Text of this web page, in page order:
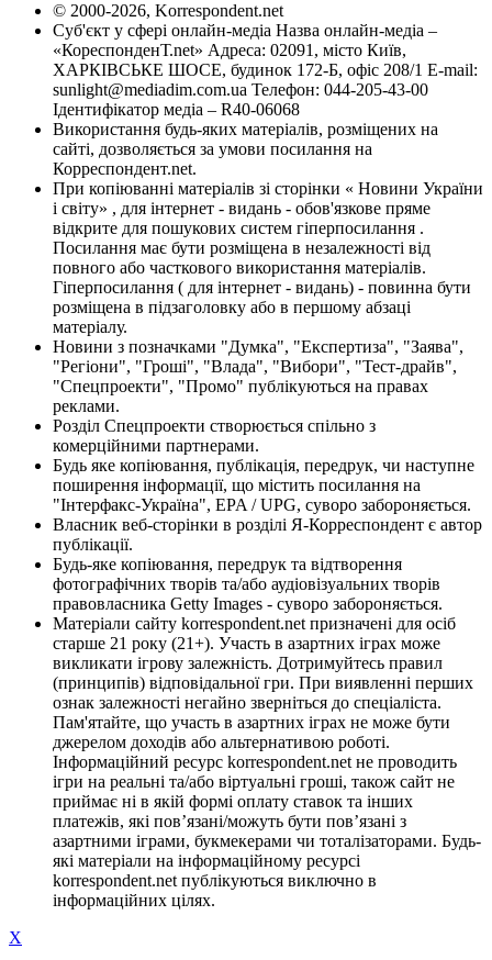
© 2000-2026, Korrespondent.net
Суб'єкт у сфері онлайн-медіа Назва онлайн-медіа –
«КореспонденТ.net» Адреса: 02091, місто Київ,
ХАРКІВСЬКЕ ШОСЕ, будинок 172-Б, офіс 208/1 E-mail:
sunlight@mediadim.com.ua Телефон: 044-205-43-00
Ідентифікатор медіа – R40-06068
Використання будь-яких матеріалів, розміщених на
сайті, дозволяється за умови посилання на
Корреспондент.net.
При копіюванні матеріалів зі сторінки « Новини України
і світу» , для інтернет - видань - обов'язкове пряме
відкрите для пошукових систем гіперпосилання .
Посилання має бути розміщена в незалежності від
повного або часткового використання матеріалів.
Гіперпосилання ( для інтернет - видань) - повинна бути
розміщена в підзаголовку або в першому абзаці
матеріалу.
Новини з позначками "Думка", "Експертиза", "Заява",
"Регіони", "Гроші", "Влада", "Вибори", "Тест-драйв",
"Спецпроекти", "Промо" публікуються на правах
реклами.
Розділ Спецпроекти створюється спільно з
комерційними партнерами.
Будь яке копіювання, публікація, передрук, чи наступне
поширення інформації, що містить посилання на
"Інтерфакс-Україна", EPA / UPG, суворо забороняється.
Власник веб-сторінки в розділі Я-Корреспондент є автор
публікації.
Будь-яке копіювання, передрук та відтворення
фотографічних творів та/або аудіовізуальних творів
правовласника Getty Images - суворо забороняється.
Матеріали сайту korrespondent.net призначені для осіб
старше 21 року (21+). Участь в азартних іграх може
викликати ігрову залежність. Дотримуйтесь правил
(принципів) відповідальної гри. При виявленні перших
ознак залежності негайно зверніться до спеціаліста.
Пам'ятайте, що участь в азартних іграх не може бути
джерелом доходів або альтернативою роботі.
Інформаційний ресурс korrespondent.net не проводить
ігри на реальні та/або віртуальні гроші, також сайт не
приймає ні в якій формі оплату ставок та інших
платежів, які пов’язані/можуть бути пов’язані з
азартними іграми, букмекерами чи тоталізаторами. Будь-
які матеріали на інформаційному ресурсі
korrespondent.net публікуються виключно в
інформаційних цілях.
X